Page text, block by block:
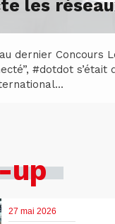
les
dernier Concours
#dotdot s’était
up
27 mai 2026